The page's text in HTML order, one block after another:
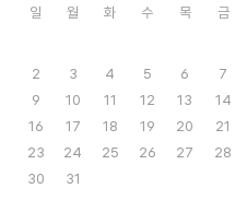
일 월 화 수 목 금
2
3 4 5 6 7
9
10 11 12 13 14
16
17 18 19 20 21
23
24 25 26 27 28
30
31